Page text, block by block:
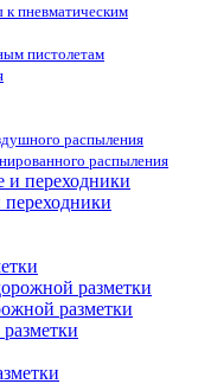
к пневматическим
пистолетам
распыления
распыления
разметки